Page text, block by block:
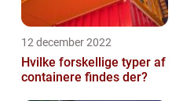
12 december 2022
Hvilke forskellige typer af
containere findes der?